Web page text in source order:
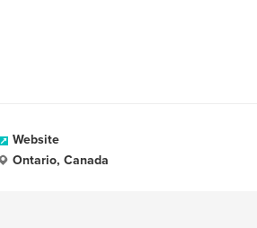
Website
Ontario, Canada